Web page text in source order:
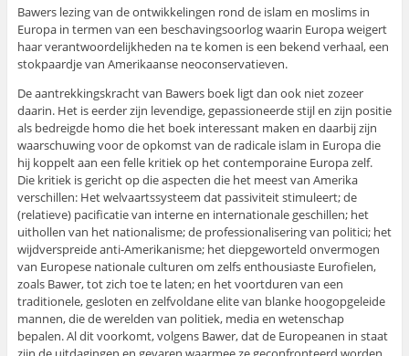
Bawers lezing van de ontwikkelingen rond de islam en moslims in
Europa in termen van een beschavingsoorlog waarin Europa weigert
haar verantwoordelijkheden na te komen is een bekend verhaal, een
stokpaardje van Amerikaanse neoconservatieven.
De aantrekkingskracht van Bawers boek ligt dan ook niet zozeer
daarin. Het is eerder zijn levendige, gepassioneerde stijl en zijn positie
als bedreigde homo die het boek interessant maken en daarbij zijn
waarschuwing voor de opkomst van de radicale islam in Europa die
hij koppelt aan een felle kritiek op het contemporaine Europa zelf.
Die kritiek is gericht op die aspecten die het meest van Amerika
verschillen: Het welvaartssysteem dat passiviteit stimuleert; de
(relatieve) pacificatie van interne en internationale geschillen; het
uithollen van het nationalisme; de professionalisering van politici; het
wijdverspreide anti-Amerikanisme; het diepgeworteld onvermogen
van Europese nationale culturen om zelfs enthousiaste Eurofielen,
zoals Bawer, tot zich toe te laten; en het voortduren van een
traditionele, gesloten en zelfvoldane elite van blanke hoogopgeleide
mannen, die de werelden van politiek, media en wetenschap
bepalen. Al dit voorkomt, volgens Bawer, dat de Europeanen in staat